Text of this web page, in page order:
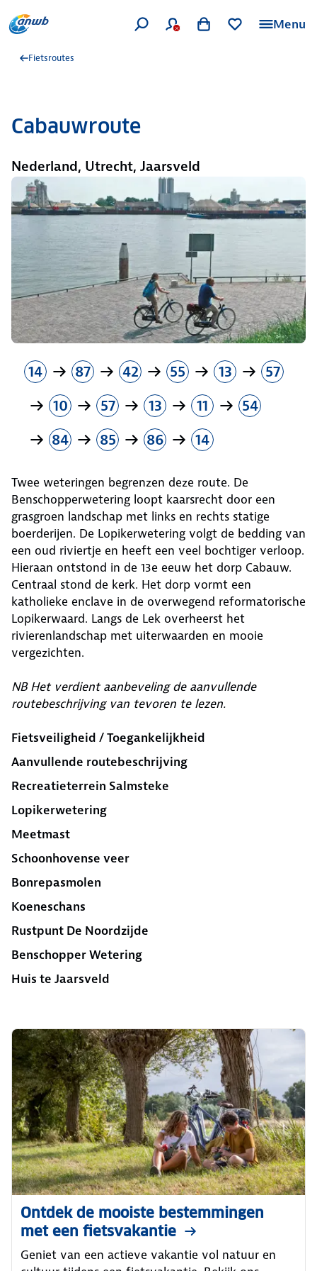
Menu
Fietsroutes
Cabauwroute
Nederland, Utrecht, Jaarsveld
14 87 42 55 13
57
10
57 13 11
54
84
85 86 14
Twee weteringen begrenzen deze route. De
Benschopperwetering loopt kaarsrecht door een
grasgroen landschap met links en rechts statige
boerderijen. De Lopikerwetering volgt de bedding van
een oud riviertje en heeft een veel bochtiger verloop.
Hieraan ontstond in de 13e eeuw het dorp Cabauw.
Centraal stond de kerk. Het dorp vormt een
katholieke enclave in de overwegend reformatorische
Lopikerwaard. Langs de Lek overheerst het
rivierenlandschap met uiterwaarden en mooie
vergezichten.
NB Het verdient aanbeveling de aanvullende
routebeschrijving van tevoren te lezen.
Fietsveiligheid / Toegankelijkheid
Aanvullende routebeschrijving
Recreatieterrein Salmsteke
Lopikerwetering
Meetmast
Schoonhovense veer
Bonrepasmolen
Koeneschans
Rustpunt De Noordzijde
Benschopper Wetering
Huis te Jaarsveld
Ontdek de mooiste bestemmingen
met een fietsvakantie
Geniet van een actieve vakantie vol natuur en